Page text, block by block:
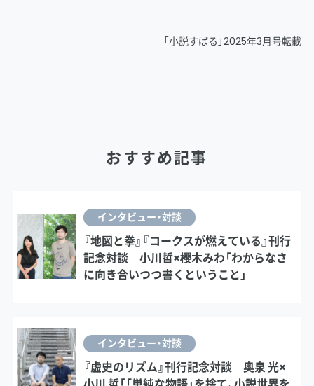
「小説すばる」2025年3月号転載
おすすめ記事
インタビュー・対談
『地図と拳』『コークスが燃えている』刊行
記念対談 小川哲×櫻木みわ「わからなさ
に向き合いつつ書くということ」
インタビュー・対談
『虚史のリズム』刊行記念対談 奥泉 光×